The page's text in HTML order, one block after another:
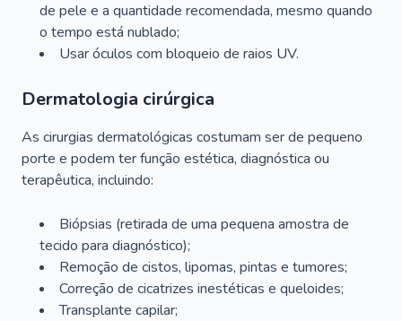
de pele e a quantidade recomendada, mesmo quando
o tempo está nublado;
Usar óculos com bloqueio de raios UV.
Dermatologia cirúrgica
As cirurgias dermatológicas costumam ser de pequeno
porte e podem ter função estética, diagnóstica ou
terapêutica, incluindo:
Biópsias (retirada de uma pequena amostra de
tecido para diagnóstico);
Remoção de cistos, lipomas, pintas e tumores;
Correção de cicatrizes inestéticas e queloides;
Transplante capilar;